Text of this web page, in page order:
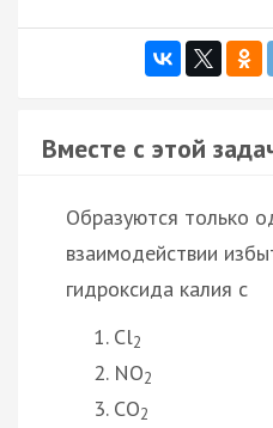
Вместе с этой
Образуются только
взаимодействии
гидроксида калия с
Cl2
NO2
CO2